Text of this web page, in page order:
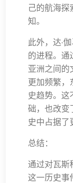
己的航海探
知。
此外，达·
的进程。通
亚洲之间的
更加频繁，
史趋势。这
础，也改变
史中占据了
总结：
通过对瓦斯
这一历史事